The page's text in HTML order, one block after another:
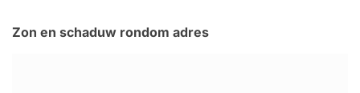
Zon en schaduw rondom adres